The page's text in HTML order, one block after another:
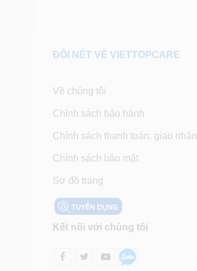
ĐÔI NÉT VỀ VIETTOPCARE
Về chúng tôi
Chính sách bảo hành
Chính sách thanh toán, giao nhận
Chính sách bảo mật
Sơ đồ trang
Kết nối với chúng tôi